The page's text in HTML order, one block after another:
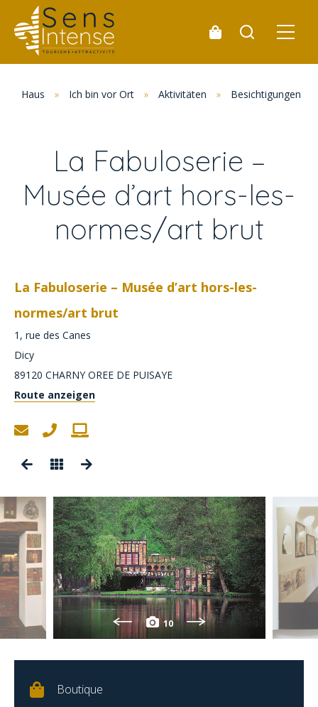
Haus » Ich bin vor Ort » Aktivitäten » Besichtigungen
La Fabuloserie –
Musée d’art hors-les-
normes/art brut
La Fabuloserie – Musée d’art hors-les-
normes/art brut
1, rue des Canes
Dicy
89120 CHARNY OREE DE PUISAYE
Route anzeigen
10
Boutique